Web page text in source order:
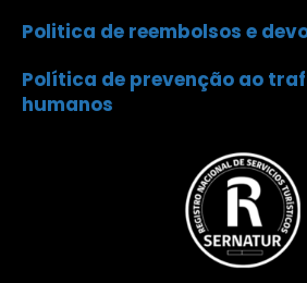
Politica de reembolsos e
Política de prevenção ao
humanos